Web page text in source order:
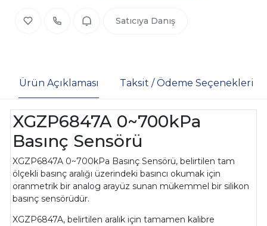
Satıcıya Danış
Ürün Açıklaması Taksit / Ödeme Seçenekleri
XGZP6847A 0~700kPa
Basınç Sensörü
XGZP6847A 0~700kPa Basınç Sensörü,belirtilen tam
ölçekli basınç aralığı üzerindeki basıncı okumak için
oranmetrik bir analog arayüz sunan mükemmel bir silikon
basınç sensörüdür.
XGZP6847A, belirtilen aralık için tamamen kalibre